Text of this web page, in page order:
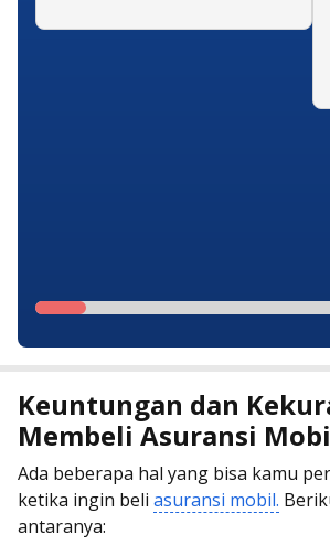
Keuntungan dan
Membeli Asuransi
Ada beberapa hal yang bisa kamu
ketika ingin beli asuransi mobil.
antaranya: